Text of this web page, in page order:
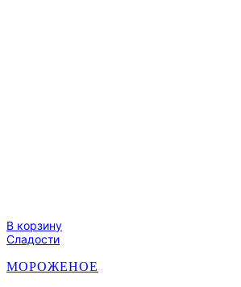
В корзину
Сладости
МОРОЖЕНОЕ